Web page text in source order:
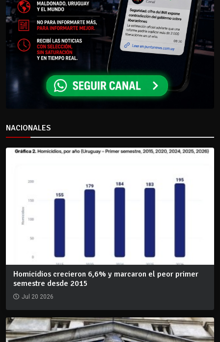
NACIONALES
Homicidios crecieron 6,6% y marcaron el peor primer
semestre desde 2015
Jul 20 2026